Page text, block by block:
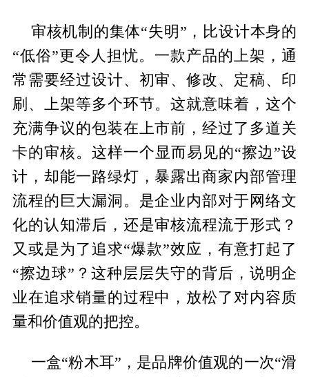
审核机制的集体“失明”，比设计本身的
“低俗”更令人担忧。一款产品的上架，通
常需要经过设计、初审、修改、定稿、印
刷、上架等多个环节。这就意味着，这个
充满争议的包装在上市前，经过了多道关
卡的审核。这样一个显而易见的“擦边”设
计，却能一路绿灯，暴露出商家内部管理
流程的巨大漏洞。是企业内部对于网络文
化的认知滞后，还是审核流程流于形式？
又或是为了追求“爆款”效应，有意打起了
“擦边球”？这种层层失守的背后，说明企
业在追求销量的过程中，放松了对内容质
量和价值观的把控。
一盒“粉木耳”，是品牌价值观的一次“滑